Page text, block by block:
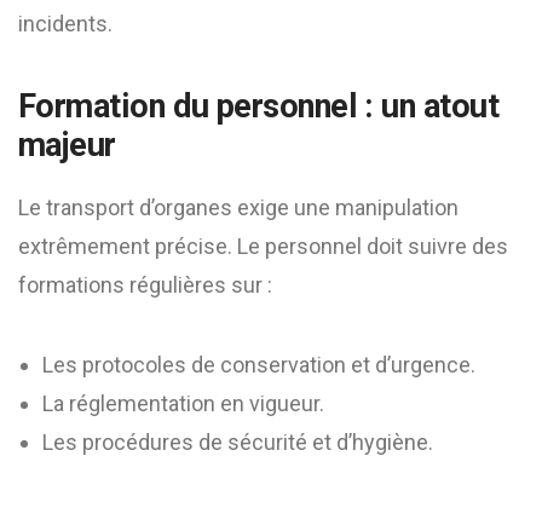
incidents.
Formation du personnel : un atout
majeur
Le transport d’organes exige une manipulation
extrêmement précise. Le personnel doit suivre des
formations régulières sur :
Les protocoles de conservation et d’urgence.
La réglementation en vigueur.
Les procédures de sécurité et d’hygiène.